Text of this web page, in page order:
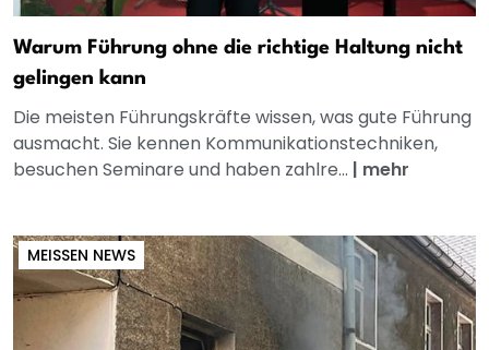
Warum Führung ohne die richtige Haltung nicht
gelingen kann
Die meisten Führungskräfte wissen, was gute Führung
ausmacht. Sie kennen Kommunikationstechniken,
besuchen Seminare und haben zahlre... | mehr
MEISSEN NEWS